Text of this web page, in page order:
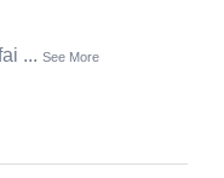
... See More